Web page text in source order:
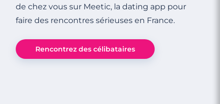
de chez vous sur Meetic, la dating app pour
faire des rencontres sérieuses en France.
Rencontrez des célibataires